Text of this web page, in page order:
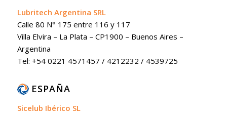
Lubritech Argentina SRL
Calle 80 N° 175 entre 116 y 117
Villa Elvira – La Plata – CP1900 – Buenos Aires –
Argentina
Tel: +54 0221 4571457 / 4212232 / 4539725
ESPAÑA
Sicelub Ibérico SL